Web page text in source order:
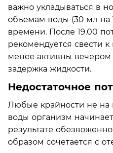
важно укладываться в
объемам воды (30 мл на
времени. После 19.00
рекомендуется свести
менее активны
задержка жидкости.
Недостаточное
Любые крайности не на
воды организм
результате
образом сочетается с